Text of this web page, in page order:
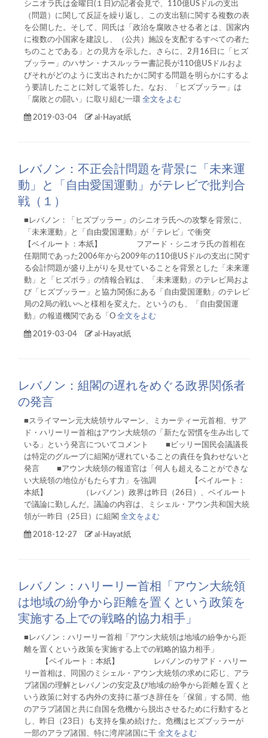
シニオラ氏は金曜日(１日)の記者会見で、110億USドルの支出
（問題）に関して反証を繰り返し、この支出額に関する複数の表
を公開した。そして、同氏は「政治を腐敗させる者とは、国家内
に複数の小国家を建設し、（公共）施設を支配するすべての者た
ちのことである」との見方を示した。さらに、2月16日に「ヒズ
ブッラー」のハサン・ナスルッラー書記長が110億USドルおよ
びそれがどのように支出されたかに関する問題を明らかにするよ
う要請したことに対して返答した。なお、「ヒズブッラー」は
「腐敗との闘い」に取り組む一環 全文をよむ
2019-03-04 al-Hayat紙
レバノン：不正会計問題を背景に「未来運
動」と「自由愛国運動」がテレビで批判合
戦（１）
■レバノン：「ヒズブッラー」のシニオラ氏への攻撃を背景に、
「未来運動」と「自由愛国運動」が「テレビ」で衝突
【ベイルート：本紙】 フアード・シニオラ氏の首相在
任期間であった2006年から2009年の110億USドルの支出に関す
る会計問題が盛り上がりを見せていることを背景とした「未来運
動」と「ヒズボラ」の情報合戦は、「未来運動」のテレビ局およ
び「ヒズブッラー」と協力関係にある「自由愛国運動」のテレビ
局の2局の戦いへと様相を変えた。というのも、「自由愛国運
動」の報道機関である「O 全文をよむ
2019-03-04 al-Hayat紙
レバノン：組閣の遅れをめぐる政界関係者
の発言
■スライマーン元大統領サルマーン、ミカーティー元首相、サア
ド・ハリーリー首相はアウン大統領の「新たな習慣を生み出して
いる」という発言についてコメント ■ビッリー国民会議議長
は特定のグループに組閣が遅れていることの責任を負わせないと
発言 ■アウン大統領の報道官は「何人も超えることができな
い大統領の地位がもたらす力」を強調 【ベイルート：
本紙】 （レバノン）政界は昨日（26日）、ベイルート
で議論に勤しんだ。議論の内容は、ミシェル・アウン共和国大統
領が一昨日（25日）に組閣 全文をよむ
2018-12-27 al-Hayat紙
レバノン：ハリーリー首相「アウン大統領
は地域の紛争から距離を置くという政策を
実施する上での戦略的協力相手」
■レバノン：ハリーリー首相「アウン大統領は地域の紛争から距
離を置くという政策を実施する上での戦略的協力相手」
【ベイルート：本紙】 レバノンのサアド・ハリー
リー首相は、同国のミシェル・アウン大統領の求めに応じ、アラ
ブ諸国の理解とレバノンの安定及び地域の紛争から距離を置くと
いう政策に対する内外の支持に基づき辞任を「保留」する間、他
のアラブ諸国と共に自国を危機から脱出させるために行動すると
し、昨日（23日）も支持を集め続けた。危機はヒズブッラーが
一部のアラブ諸国、特に湾岸諸国に干 全文をよむ